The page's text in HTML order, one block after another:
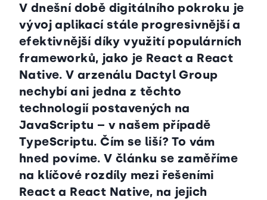
V dnešní době digitálního pokroku je
vývoj aplikací stále progresivnější a
efektivnější díky využití populárních
frameworků, jako je React a React
Native. V arzenálu Dactyl Group
nechybí ani jedna z těchto
technologií postavených na
JavaScriptu – v našem případě
TypeScriptu. Čím se liší? To vám
hned povíme. V článku se zaměříme
na klíčové rozdíly mezi řešeními
React a React Native, na jejich